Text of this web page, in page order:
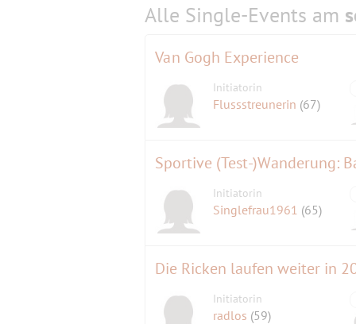
Alle Single-Events am
Van Gogh Experience
Initiatorin
Flussstreunerin (67)
Sportive (Test-)Wanderung:
Initiatorin
Singlefrau1961 (65)
Die Ricken laufen weiter in
Initiatorin
radlos (59)